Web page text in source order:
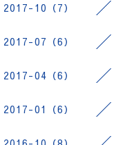
2017-10（7）
2017-07（6）
2017-04（6）
2017-01（6）